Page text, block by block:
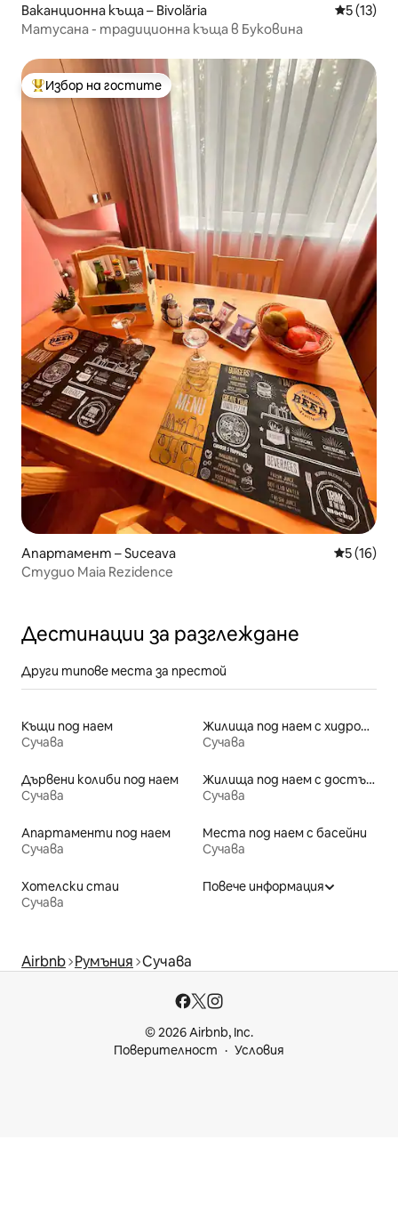
Ваканционна къща – Bivolăria Средна
5 (13)
Матусана - традиционна къща в Буковина
Най-популярен избор на гостите
Избор на гостите
Апартамент – Suceava Средна
5 (16)
Студио Maia Rezidence
Дестинации за разглеждане
Други типове места за престой
Къщи под наем
Сучава
Жилища под наем с хидромасажна вана
Сучава
Дървени колиби под наем
Сучава
Жилища под наем с достъп до езеро
Сучава
Апартаменти под наем
Сучава
Места под наем с басейни
Сучава
Хотелски стаи
Сучава
Повече информация
Airbnb Румъния Сучава
© 2026 Airbnb, Inc.
Поверителност
Условия